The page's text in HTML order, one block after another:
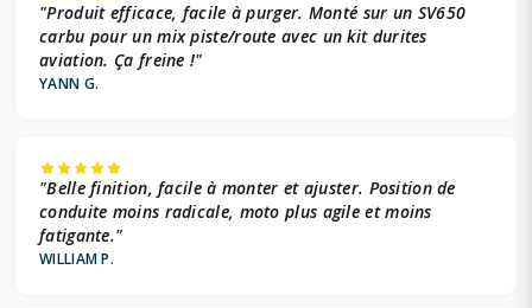
"Produit efficace, facile à purger. Monté sur un SV650
carbu pour un mix piste/route avec un kit durites
aviation. Ça freine !"
YANN G.
"Belle finition, facile à monter et ajuster. Position de
conduite moins radicale, moto plus agile et moins
fatigante."
WILLIAM P.